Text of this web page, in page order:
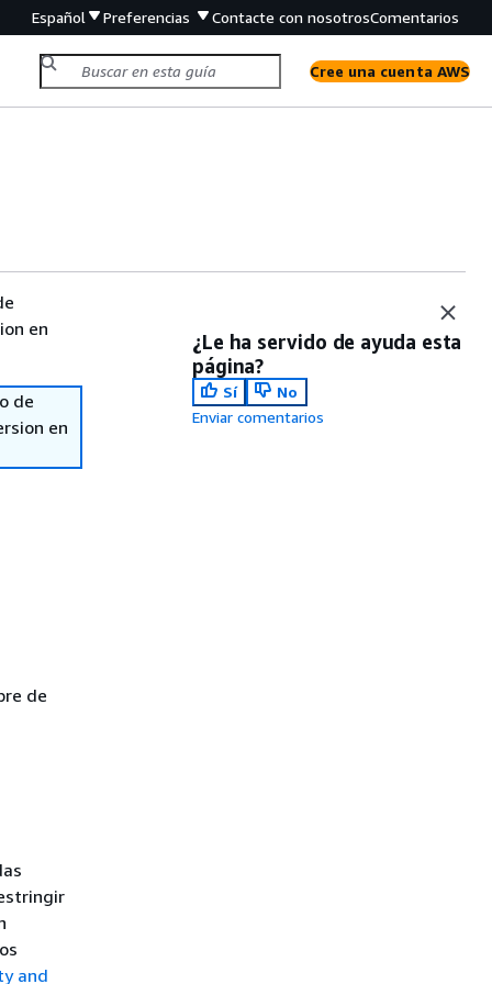
Español Preferencias Contacte con nosotrosComentarios
Cree una cuenta AWS
en
de
en
de
and
¿Le ha servido de ayuda esta
página?
Sí
No
Enviar comentarios